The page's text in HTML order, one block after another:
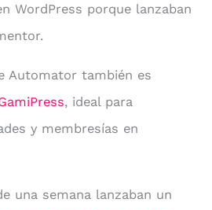
WordPress porque lanzaban
Automator también es
, ideal para
y membresías en
una semana lanzaban un